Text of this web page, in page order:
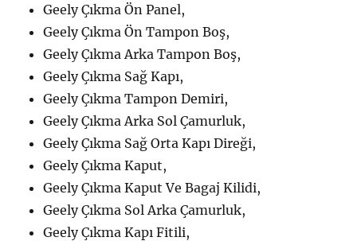
Geely Çıkma Ön Panel,
Geely Çıkma Ön Tampon Boş,
Geely Çıkma Arka Tampon Boş,
Geely Çıkma Sağ Kapı,
Geely Çıkma Tampon Demiri,
Geely Çıkma Arka Sol Çamurluk,
Geely Çıkma Sağ Orta Kapı Direği,
Geely Çıkma Kaput,
Geely Çıkma Kaput Ve Bagaj Kilidi,
Geely Çıkma Sol Arka Çamurluk,
Geely Çıkma Kapı Fitili,